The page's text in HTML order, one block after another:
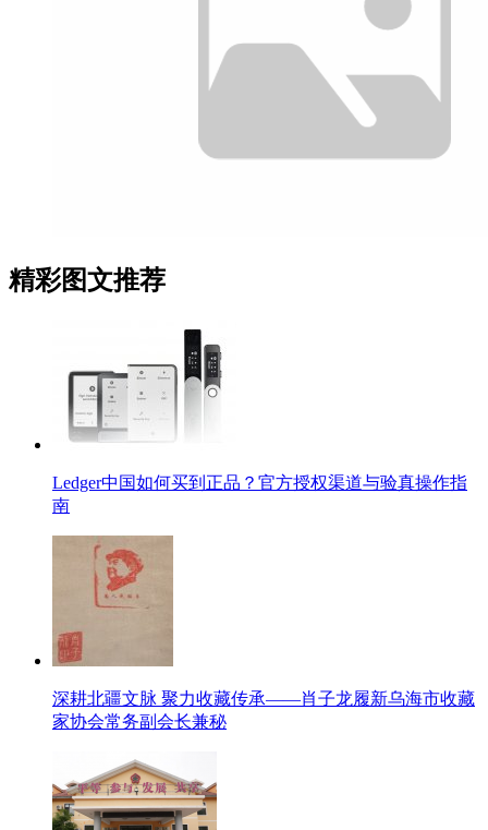
精彩图文推荐
Ledger中国如何买到正品？官方授权渠道与验真操作指
南
深耕北疆文脉 聚力收藏传承——肖子龙履新乌海市收藏
家协会常务副会长兼秘